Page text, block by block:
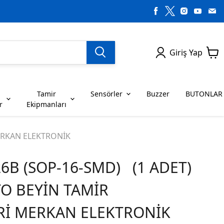
Giriş Yap
SENSÖRLER
BUZZER BUTONLAR
SERİSİ ENTEGRELER
ENTEGRELER G SERİSİ ENTEGRELER
ENTEGRELER K SERİSİ ENTEGRELER
Dirençler
Tamir
Ekipmanları
Sensörler Buzzer BUTONLAR
ELEKTRONİK
(SOP-16-SMD) (1 ADET)
BEYİN TAMİR
MERKAN ELEKTRONİK